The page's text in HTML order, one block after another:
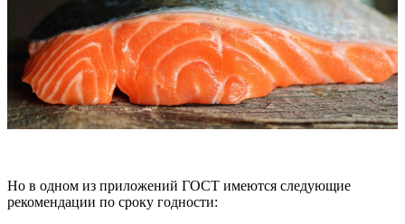
Но в одном из приложений ГОСТ имеются следующие
рекомендации по сроку годности: